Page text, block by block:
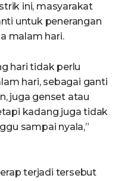
ini, masyarakat
untuk penerangan
malam hari.
hari tidak perlu
hari, sebagai ganti
juga genset atau
kadang juga tidak
sampai nyala,”
terjadi tersebut